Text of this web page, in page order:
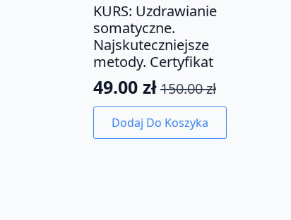
KURS: Uzdrawianie
somatyczne.
Najskuteczniejsze
metody. Certyfikat
150.00zł
Pierwotna
cena
wynosiła:
49.00 zł
Aktualna
cena
wynosi:
Dodaj Do Koszyka